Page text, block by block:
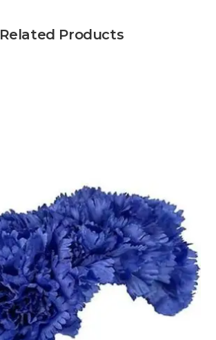
Related Products